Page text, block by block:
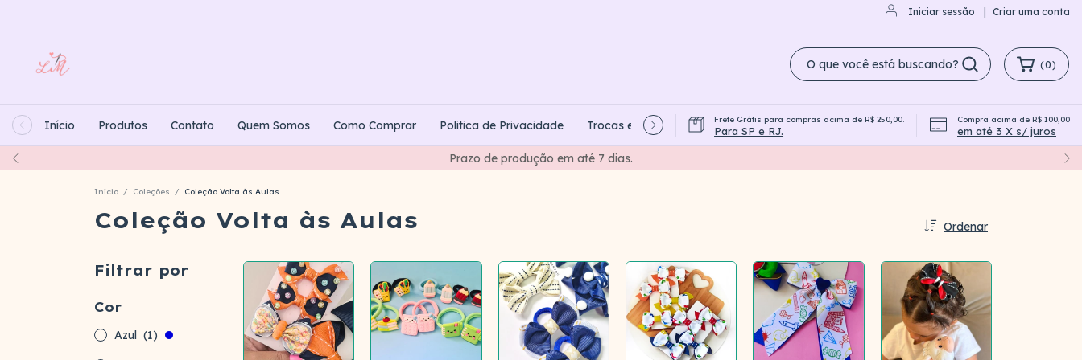
Iniciar sessão Criar uma conta
Prazo de produção em até 7 dias.
(0)
Início Produtos Contato Quem Somos Como Comprar Politica de Privacidade Trocas e Devoluções Campanha Compre e Ganhe
Frete Grátis para compras acima de R$ 250,00.
Para SP e RJ.
Compra acima de R$ 100,00
em até 3 X s/ juros
Início / Coleções / Coleção Volta às Aulas
Coleção Volta às Aulas Ordenar
Filtrar por
Cor
Azul (1)